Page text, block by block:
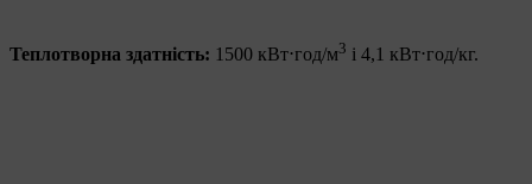
Теплотворна здатність: 1500 кВт⋅год/м3 і 4,1 кВт⋅год/кг.